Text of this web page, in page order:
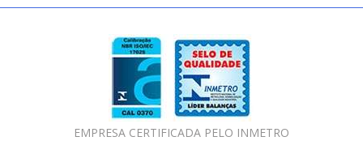
EMPRESA CERTIFICADA PELO INMETRO